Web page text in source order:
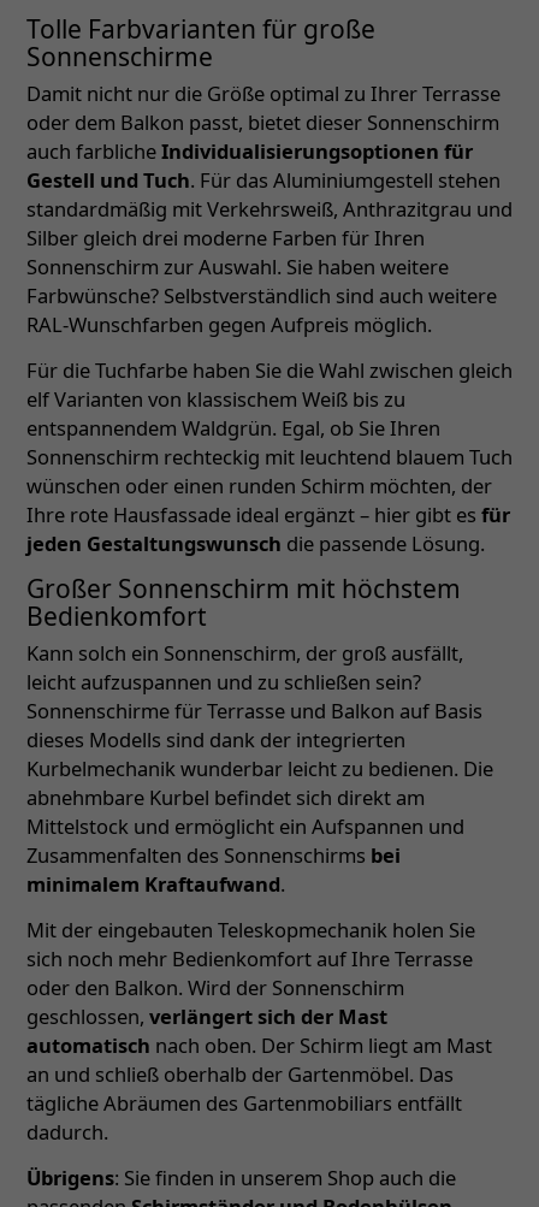
Tolle Farbvarianten für große
Sonnenschirme
Damit nicht nur die Größe optimal zu Ihrer Terrasse
oder dem Balkon passt, bietet dieser Sonnenschirm
auch farblicheIndividualisierungsoptionen für
Gestell und Tuch. Für das Aluminiumgestell stehen
standardmäßig mit Verkehrsweiß, Anthrazitgrau und
Silber gleich drei moderne Farben für Ihren
Sonnenschirm zur Auswahl. Sie haben weitere
Farbwünsche? Selbstverständlich sind auch weitere
RAL-Wunschfarben gegen Aufpreis möglich.
Für die Tuchfarbe haben Sie die Wahl zwischen gleich
elf Varianten von klassischem Weiß bis zu
entspannendem Waldgrün. Egal, ob Sie Ihren
Sonnenschirm rechteckig mit leuchtend blauem Tuch
wünschen oder einen runden Schirm möchten, der
Ihre rote Hausfassade ideal ergänzt – hier gibt es für
jeden Gestaltungswunsch die passende Lösung.
Großer Sonnenschirm mit höchstem
Bedienkomfort
Kann solch ein Sonnenschirm, der groß ausfällt,
leicht aufzuspannen und zu schließen sein?
Sonnenschirme für Terrasse und Balkon auf Basis
dieses Modells sind dank der integrierten
Kurbelmechanik wunderbar leicht zu bedienen. Die
abnehmbare Kurbel befindet sich direkt am
Mittelstock und ermöglicht ein Aufspannen und
Zusammenfalten des Sonnenschirms bei
minimalem Kraftaufwand.
Mit der eingebauten Teleskopmechanik holen Sie
sich noch mehr Bedienkomfort auf Ihre Terrasse
oder den Balkon. Wird der Sonnenschirm
geschlossen, verlängert sich der Mast
automatisch nach oben. Der Schirm liegt am Mast
an und schließ oberhalb der Gartenmöbel. Das
tägliche Abräumen des Gartenmobiliars entfällt
dadurch.
Übrigens: Sie finden in unserem Shop auch die